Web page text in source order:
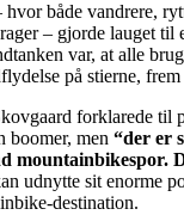
hvor både vandrere,
– gjorde lauget til
var, at alle
på stierne,
forklarede til
boomer, men “der er
mountainbikespor.
udnytte sit enorme
destination.